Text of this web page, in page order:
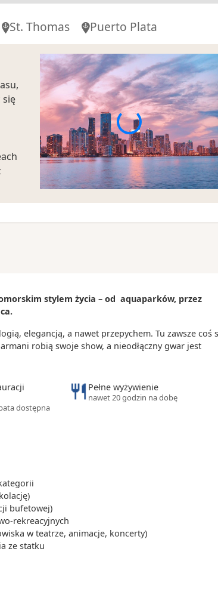
St. Thomas Puerto Plata
się
stylem życia – od aquaparków, przez
elegancją, a nawet przepychem. Tu zawsze coś
robią swoje show, a nieodłączny gwar jest
dostępna
Pełne wyżywienie
nawet 20 godzin na dobę
bufetowej)
rekreacyjnych
w teatrze, animacje, koncerty)
ze statku